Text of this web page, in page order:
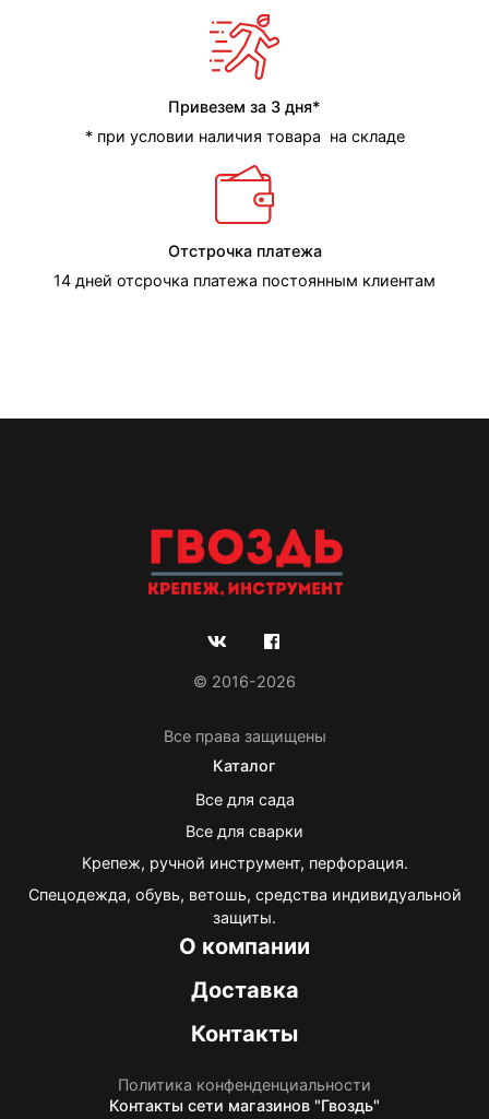
Привезем за 3 дня*
* при условии наличия товара на складе
Отстрочка платежа
14 дней отсрочка платежа постоянным клиентам
© 2016-2026
Все права защищены
Каталог
Все для сада
Все для сварки
Крепеж, ручной инструмент, перфорация.
Спецодежда, обувь, ветошь, средства индивидуальной
защиты.
О компании
Доставка
Контакты
Политика конфенденциальности
Контакты сети магазинов "Гвоздь"